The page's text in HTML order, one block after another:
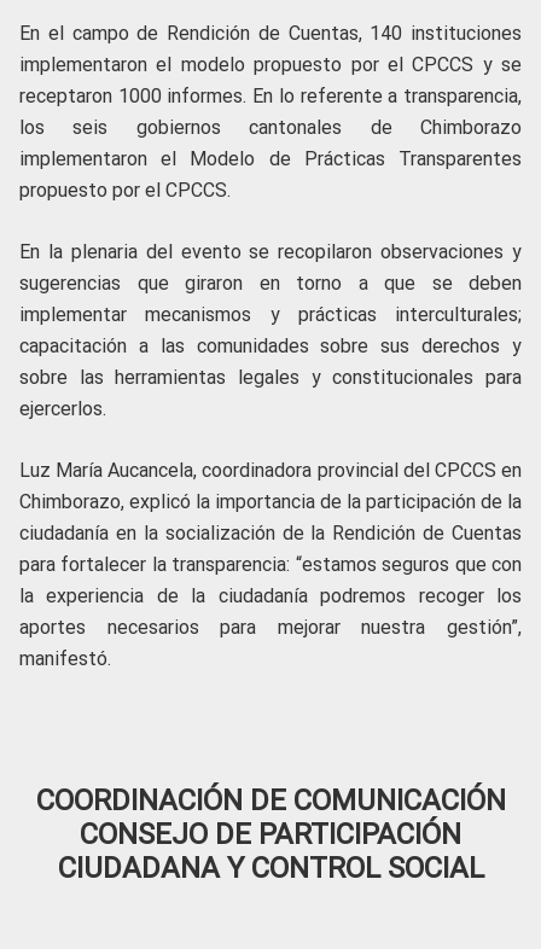
En el campo de Rendición de Cuentas, 140 instituciones
implementaron el modelo propuesto por el CPCCS y se
receptaron 1000 informes. En lo referente a transparencia,
los seis gobiernos cantonales de Chimborazo
implementaron el Modelo de Prácticas Transparentes
propuesto por el CPCCS.
En la plenaria del evento se recopilaron observaciones y
sugerencias que giraron en torno a que se deben
implementar mecanismos y prácticas interculturales;
capacitación a las comunidades sobre sus derechos y
sobre las herramientas legales y constitucionales para
ejercerlos.
Luz María Aucancela, coordinadora provincial del CPCCS en
Chimborazo, explicó la importancia de la participación de la
ciudadanía en la socialización de la Rendición de Cuentas
para fortalecer la transparencia: “estamos seguros que con
la experiencia de la ciudadanía podremos recoger los
aportes necesarios para mejorar nuestra gestión”,
manifestó.
COORDINACIÓN DE COMUNICACIÓN
CONSEJO DE PARTICIPACIÓN
CIUDADANA Y CONTROL SOCIAL